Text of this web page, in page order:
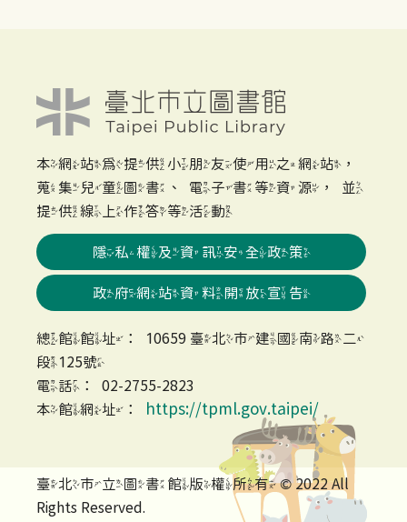
本網站為提供小朋友使用之網站，
蒐集兒童圖書、電子書等資源，並
提供線上作答等活動
隱私權及資訊安全政策
政府網站資料開放宣告
總館館址：10659 臺北市建國南路二
段125號
電話：02-2755-2823
本館網址：
https://tpml.gov.taipei/
臺北市立圖書館版權所有 © 2022 All
Rights Reserved.